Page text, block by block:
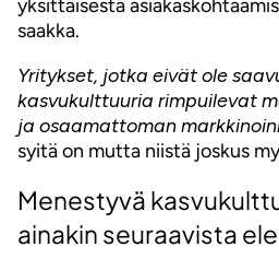
yksittäisestä
saakka.
Yritykset, jotka eivät ole
kasvukulttuuria rimpuilevat
ja osaamattoman
syitä on mutta niistä joskus
Menestyvä
ainakin seuraavista